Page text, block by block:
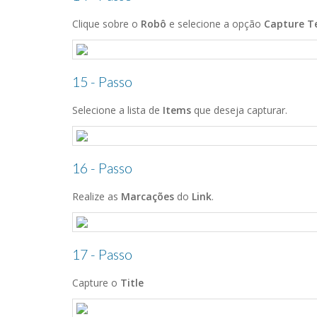
Clique sobre o Robô e selecione a opção Capture
15 - Passo
Selecione a lista de Items que deseja capturar.
16 - Passo
Realize as Marcações do Link.
17 - Passo
Capture o Title